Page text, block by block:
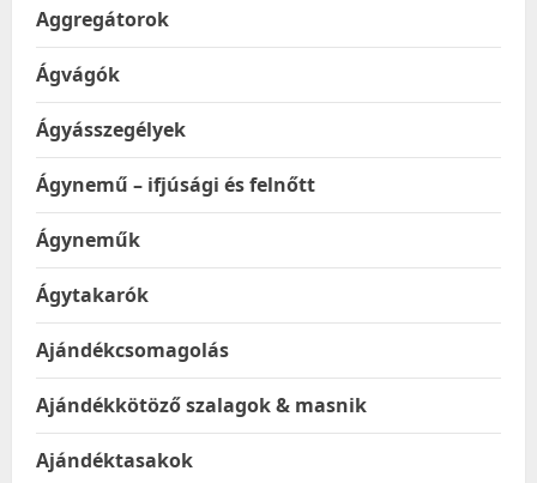
Aggregátorok
Ágvágók
Ágyásszegélyek
Ágynemű – ifjúsági és felnőtt
Ágyneműk
Ágytakarók
Ajándékcsomagolás
Ajándékkötöző szalagok & masnik
Ajándéktasakok